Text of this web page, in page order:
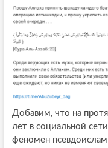
Добавим, что на
лет в социальной
феномен